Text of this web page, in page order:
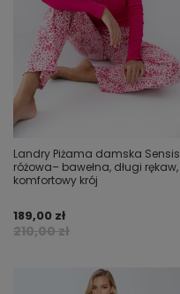
Landry Piżama damska Sensis
różowa– bawełna, długi rękaw,
komfortowy krój
210,00 zł
189,00 zł